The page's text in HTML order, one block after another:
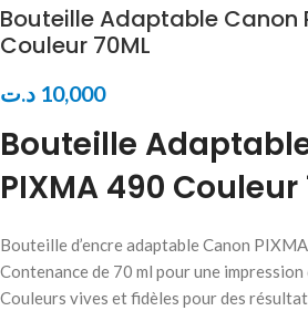
Bouteille Adaptable Canon
Couleur 70ML
10,000 د.ت
Bouteille
PIXMA 490 Couleur
Bouteille d’encre adaptable Canon
Contenance de 70 ml pour une impression
Couleurs vives et fidèles pour des